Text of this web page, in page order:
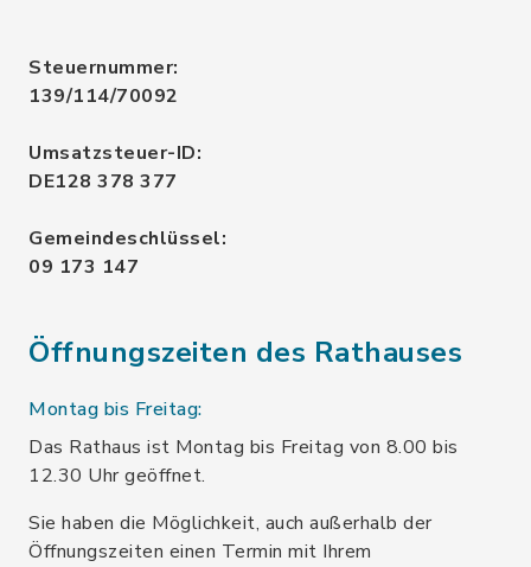
Steuernummer:
139/114/70092
Umsatzsteuer-ID:
DE128 378 377
Gemeindeschlüssel:
09 173 147
Öffnungszeiten des Rathauses
Montag bis Freitag:
Das Rathaus ist Montag bis Freitag von 8.00 bis
12.30 Uhr geöffnet.
Sie haben die Möglichkeit, auch außerhalb der
Öffnungszeiten einen Termin mit Ihrem